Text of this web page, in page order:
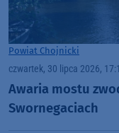
Powiat Chojnicki
czwartek, 30 lipca 2026,
Awaria mostu
Swornegaciach